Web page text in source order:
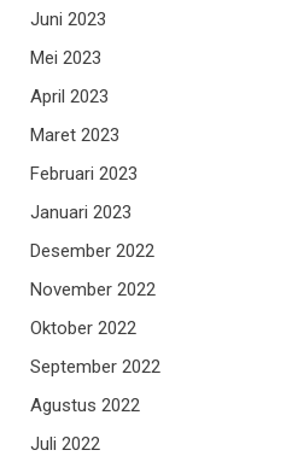
Juni 2023
Mei 2023
April 2023
Maret 2023
Februari 2023
Januari 2023
Desember 2022
November 2022
Oktober 2022
September 2022
Agustus 2022
Juli 2022